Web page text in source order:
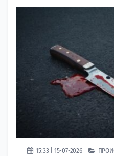
15:33 | 15-07-2026